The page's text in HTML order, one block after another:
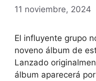
11 noviembre, 2024
El influyente grupo
noveno álbum de
Lanzado
álbum aparecerá